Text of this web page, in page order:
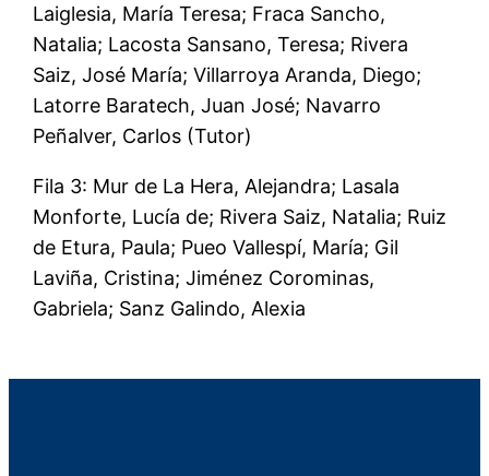
Laiglesia, María Teresa; Fraca Sancho,
Natalia; Lacosta Sansano, Teresa; Rivera
Saiz, José María; Villarroya Aranda, Diego;
Latorre Baratech, Juan José; Navarro
Peñalver, Carlos (Tutor)
Fila 3: Mur de La Hera, Alejandra; Lasala
Monforte, Lucía de; Rivera Saiz, Natalia; Ruiz
de Etura, Paula; Pueo Vallespí, María; Gil
Laviña, Cristina; Jiménez Corominas,
Gabriela; Sanz Galindo, Alexia